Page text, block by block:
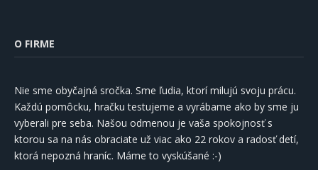
O FIRME
Nie sme obyčajná sročka. Sme ľudia, ktorí milujú svoju prácu.
Každú pomôcku, hračku testujeme a vyrábame ako by sme ju
vyberali pre seba. Našou odmenou je vaša spokojnosť s
ktorou sa na nás obraciate už viac ako 22 rokov a radosť detí,
ktorá nepozná hraníc. Máme to vyskúšané :-)